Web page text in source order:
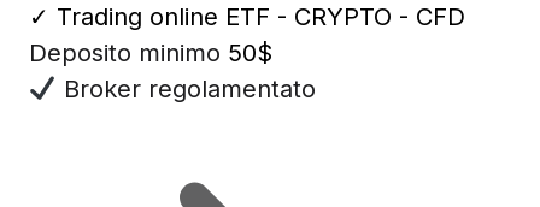
✓ Trading online ETF - CRYPTO - CFD
Deposito minimo 50$
Broker regolamentato